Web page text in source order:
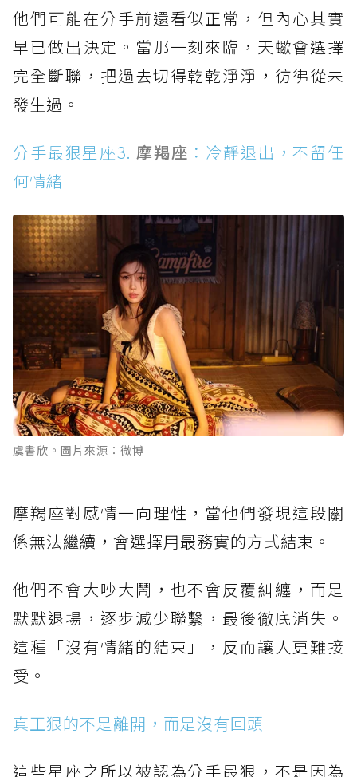
他們可能在分手前還看似正常，但內心其實
早已做出決定。當那一刻來臨，天蠍會選擇
完全斷聯，把過去切得乾乾淨淨，彷彿從未
發生過。
分手最狠星座3. 摩羯座 ：冷靜退出，不留任
何情緒
虞書欣。圖片來源：微博
摩羯座對感情一向理性，當他們發現這段關
係無法繼續，會選擇用最務實的方式結束。
他們不會大吵大鬧，也不會反覆糾纏，而是
默默退場，逐步減少聯繫，最後徹底消失。
這種「沒有情緒的結束」，反而讓人更難接
受。
真正狠的不是離開，而是沒有回頭
這些星座之所以被認為分手最狠，不是因為